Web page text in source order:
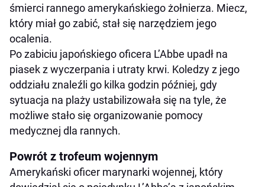
śmierci rannego amerykańskiego żołnierza. Miecz,
który miał go zabić, stał się narzędziem jego
ocalenia.
Po zabiciu japońskiego oficera L’Abbe upadł na
piasek z wyczerpania i utraty krwi. Koledzy z jego
oddziału znaleźli go kilka godzin później, gdy
sytuacja na plaży ustabilizowała się na tyle, że
możliwe stało się organizowanie pomocy
medycznej dla rannych.
Powrót z trofeum wojennym
Amerykański oficer marynarki wojennej, który